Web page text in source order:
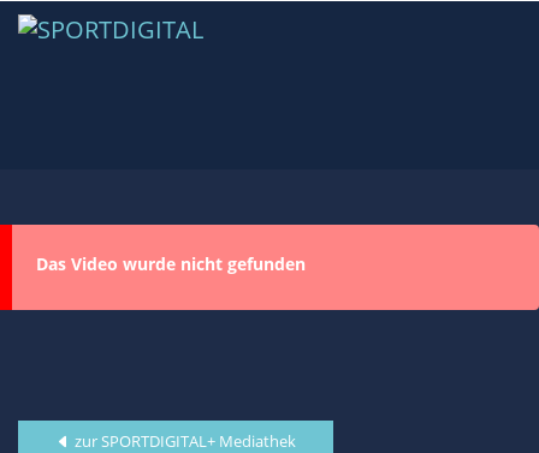
Das Video wurde nicht gefunden
zur SPORTDIGITAL+ Mediathek